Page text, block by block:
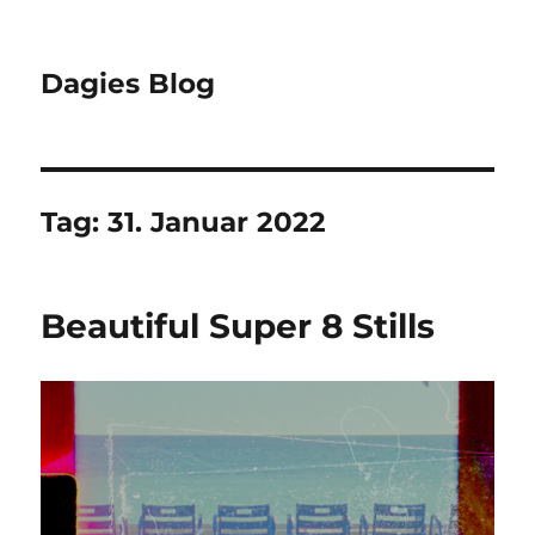
Dagies Blog
Tag:31. Januar 2022
Beautiful Super 8 Stills